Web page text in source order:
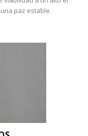
paz estable.